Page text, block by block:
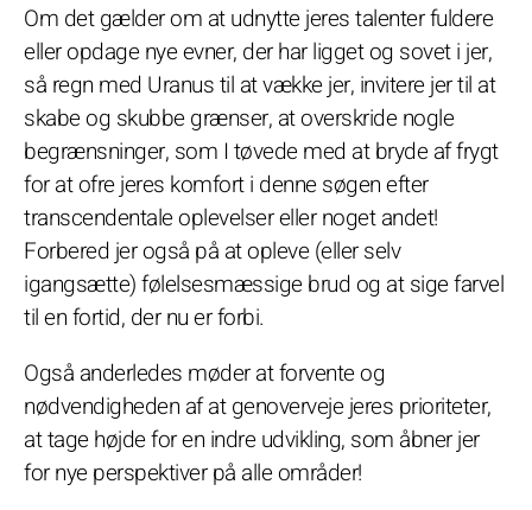
Om det gælder om at udnytte jeres talenter fuldere
eller opdage nye evner, der har ligget og sovet i jer,
så regn med Uranus til at vække jer, invitere jer til at
skabe og skubbe grænser, at overskride nogle
begrænsninger, som I tøvede med at bryde af frygt
for at ofre jeres komfort i denne søgen efter
transcendentale oplevelser eller noget andet!
Forbered jer også på at opleve (eller selv
igangsætte) følelsesmæssige brud og at sige farvel
til en fortid, der nu er forbi.
Også anderledes møder at forvente og
nødvendigheden af at genoverveje jeres prioriteter,
at tage højde for en indre udvikling, som åbner jer
for nye perspektiver på alle områder!